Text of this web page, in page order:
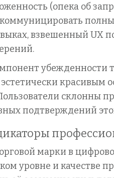
(опека об
взвешенный UX
убежденности
склонны
подтверждений
марки в
уровне и качестве